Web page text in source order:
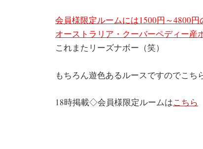
会員様限定ルームには1500円～4800円
オーストラリア・クーバーペディー産
これまたリーズナボー（笑）
もちろん遊色あるルースですのでこち
18時掲載◇会員様限定ルームはこちら